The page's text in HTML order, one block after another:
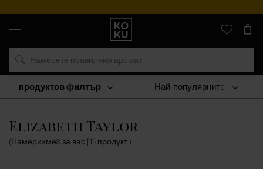
Оригинални
парфюми
часовници
на
място
Марки
Elizabeth Taylor
Elizabeth Taylor
(Намерихме8 за вас{1} продукт )
Най-популярните
продуктов филтър